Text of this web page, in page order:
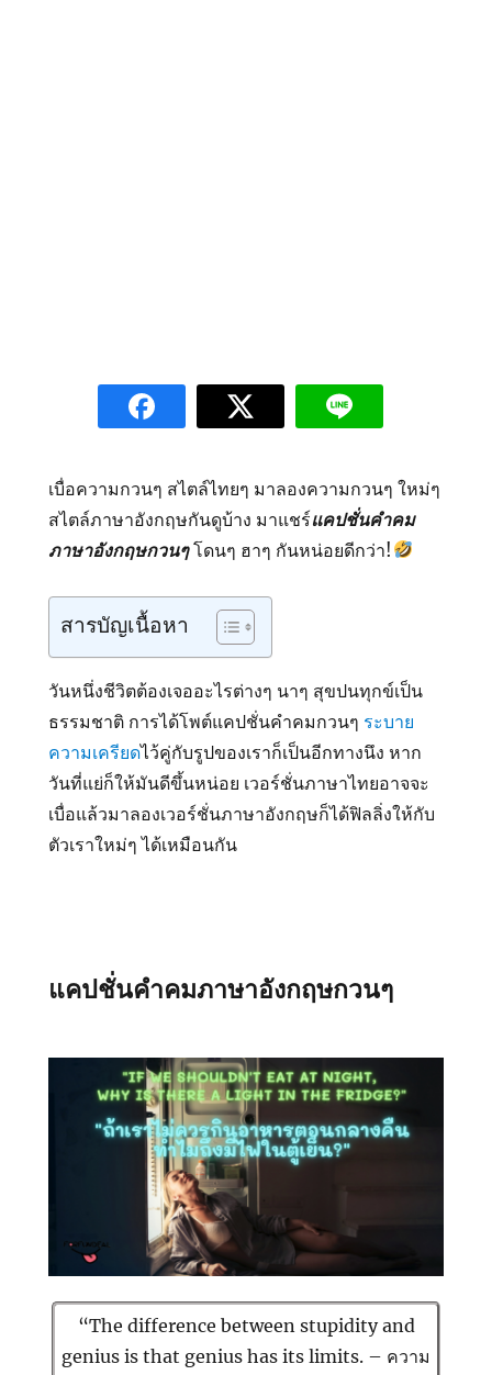
เบื่อความกวนๆ สไตล์ไทยๆ มาลองความกวนๆ ใหม่ๆ
สไตล์ภาษาอังกฤษกันดูบ้าง มาแชร์แคปชั่นคำคม
ภาษาอังกฤษกวนๆโดนๆ ฮาๆ กันหน่อยดีกว่า!
สารบัญเนื้อหา
วันหนึ่งชีวิตต้องเจออะไรต่างๆ นาๆ สุขปนทุกข์เป็น
ธรรมชาติ การได้โพต์แคปชั่นคำคมกวนๆ ระบาย
ความเครียดไว้คู่กับรูปของเราก็เป็นอีกทางนึง หาก
วันที่แย่ก็ให้มันดีขึ้นหน่อย เวอร์ชั่นภาษาไทยอาจจะ
เบื่อแล้วมาลองเวอร์ชั่นภาษาอังกฤษก็ได้ฟิลลิ่งให้กับ
ตัวเราใหม่ๆ ได้เหมือนกัน
แคปชั่นคำคมภาษาอังกฤษกวนๆ
“The difference between stupidity and
genius is that genius has its limits. – ความ